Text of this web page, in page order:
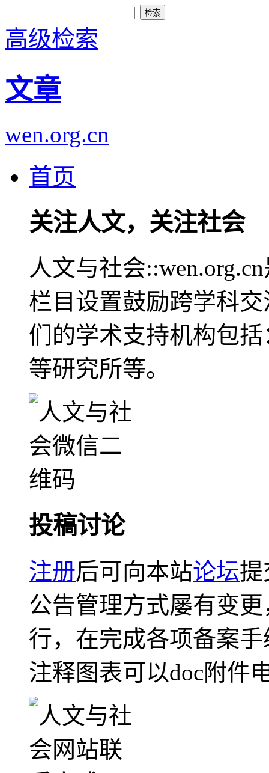
高级检索
文章
wen.org.cn
首页
关注人文，关注社会
人文与社会
栏目设置鼓励跨学科
们的学术支持机构包
等研究所等。
投稿讨论
注册后可向本站论坛提
公告管理方式屡有变
行，在完成各项备案
注释图表可以doc附件